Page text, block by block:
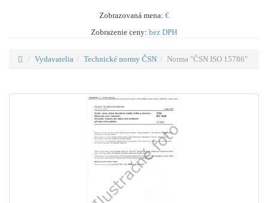
Zobrazovaná mena: €
Zobrazenie ceny: bez DPH
Vydavatelia Technické normy ČSN Norma "ČSN ISO 15786"